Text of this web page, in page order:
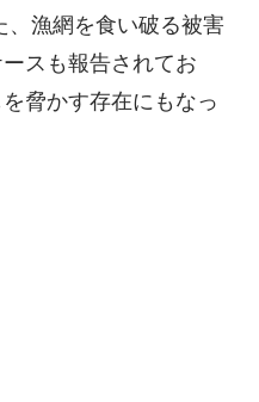
、漁網を食い破る被害
スも報告されてお
脅かす存在にもなっ